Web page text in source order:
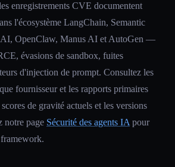
enregistrements CVE documentent
l'écosystème LangChain, Semantic
OpenClaw, Manus AI et AutoGen —
évasions de sandbox, fuites
d'injection de prompt. Consultez les
fournisseur et les rapports primaires
de gravité actuels et les versions
notre page Sécurité des agents IA pour